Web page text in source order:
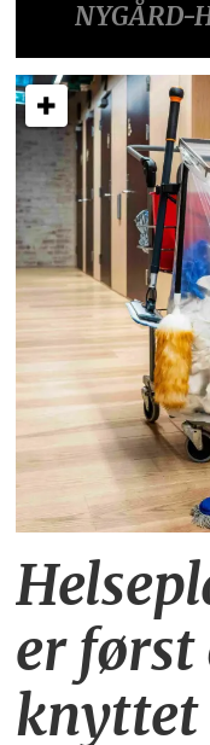
NYGÅRD-
er
knyttet